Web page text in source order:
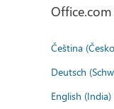
Čeština
Deutsch
English (India)